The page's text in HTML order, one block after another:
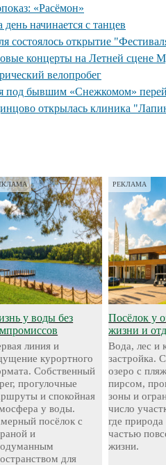
«Расёмон»
день начинается с танцев
состоялось открытие
концерты на Летней сцене
велопробег
под бывшим «Снежкомом»
открылась клиника
у воды без
линия и
курортного
Собственный
прогулочные
и спокойная
у воды.
посёлок с
и
для
РЕКЛАМА
Посёлок у
жизни и
Вода, лес и
застройка.
озеро с
пирсом,
зоны и
число
где природа
частью
жизни.